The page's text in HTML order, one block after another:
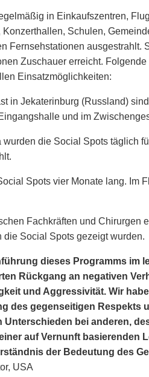
in Einkaufszentren,
Konzerthallen, Schulen,
Fernsehstationen ausgestrahlt.
Zuschauer erreicht.
Einsatzmöglichkeiten:
in Jekaterinburg (Russland)
und im
wurden die Social Spots täglich
Spots vier Monate lang. Im
Fachkräften und Chirurgen
Social Spots gezeigt wurden.
dieses Programms im
Rückgang an negativen
und Aggressivität. Wir
des gegenseitigen Respekts
Unterschieden bei anderen,
auf Vernunft basierenden
der Bedeutung des
USA